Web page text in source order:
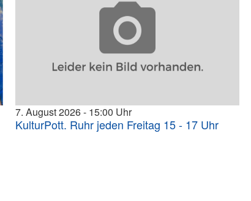
7. August 2026 15:00
KulturPott. Ruhr jeden Freitag 15 - 17 Uhr